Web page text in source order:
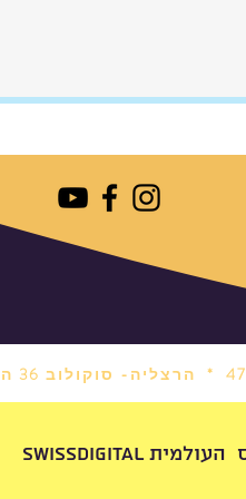
הרצליה- סוקולוב 36 הרצליה *